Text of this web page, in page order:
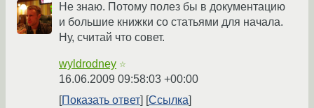
Не знаю. Потому полез бы в документацию
и большие книжки со статьями для начала.
Ну, считай что совет.
wyldrodney ☆
16.06.2009 09:58:03 +00:00
Показать ответ
Ссылка